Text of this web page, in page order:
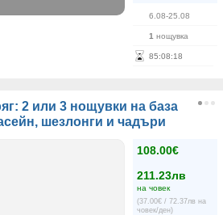
6.08-25.08
1 нощувка
85:08:18
2 или 3 нощувки на база
шезлонги и чадъри
108.00€
211.23лв
на човек
(37.00€ / 72.37лв на
човек/ден)